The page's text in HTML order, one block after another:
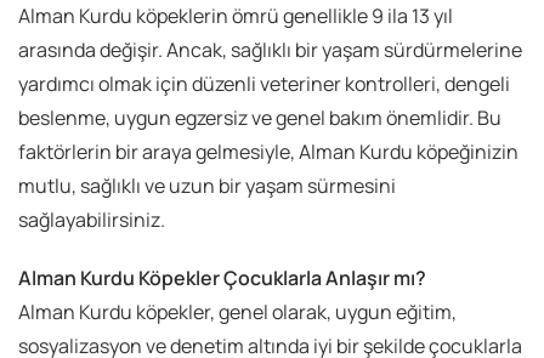
Alman Kurdu köpeklerin ömrü genellikle 9 ila 13 yıl
arasında değişir. Ancak, sağlıklı bir yaşam sürdürmelerine
yardımcı olmak için düzenli veteriner kontrolleri, dengeli
beslenme, uygun egzersiz ve genel bakım önemlidir. Bu
faktörlerin bir araya gelmesiyle, Alman Kurdu köpeğinizin
mutlu, sağlıklı ve uzun bir yaşam sürmesini
sağlayabilirsiniz.
Alman Kurdu Köpekler Çocuklarla Anlaşır mı?
Alman Kurdu köpekler, genel olarak, uygun eğitim,
sosyalizasyon ve denetim altında iyi bir şekilde çocuklarla